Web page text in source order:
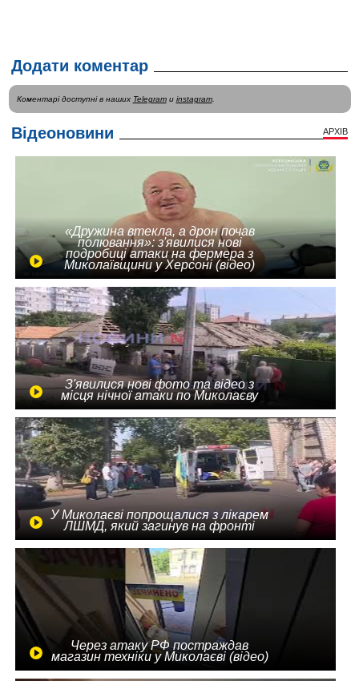
Додати коментар
Коментарі доступні в наших Telegramи instagram.
Відеоновини АРХІВ
«Дружина втекла, а дрон почав
полювання»: з'явилися нові
подробиці атаки на фермера з
Миколаївщини у Херсоні (відео)
З'явилися нові фото та відео з
місця нічної атаки по Миколаєву
У Миколаєві попрощалися з лікарем
ЛШМД, який загинув на фронті
Через атаку РФ постраждав
магазин техніки у Миколаєві (відео)